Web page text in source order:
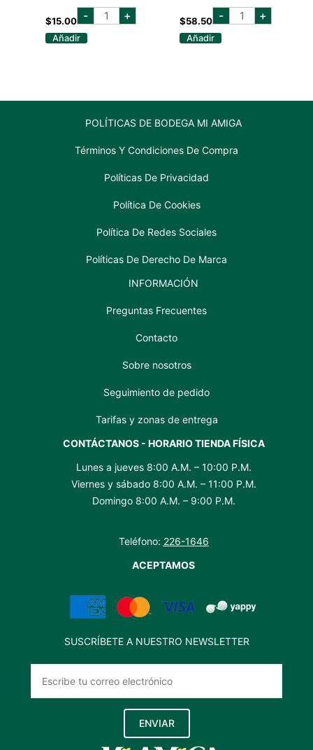
$15.00 - GORDONS
GIN +
Añadir
$58.50 - don
julio +
Añadir
POLÍTICAS DE BODEGA MI AMIGA
Términos Y Condiciones De Compra
Políticas De Privacidad
Política De Cookies
Política De Redes Sociales
Políticas De Derecho De Marca
INFORMACIÓN
Preguntas Frecuentes
Contacto
Sobre nosotros
Seguimiento de pedido
Tarifas y zonas de entrega
CONTÁCTANOS - HORARIO TIENDA FÍSICA
Lunes a jueves 8:00 A.M. – 10:00 P.M.
Viernes y sábado 8:00 A.M. – 11:00 P.M.
Domingo 8:00 A.M. – 9:00 P.M.
Teléfono: 226-1646
ACEPTAMOS
SUSCRÍBETE A NUESTRO NEWSLETTER
ENVIAR